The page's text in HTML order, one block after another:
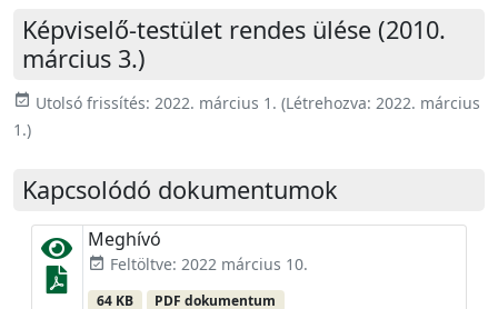
Képviselő-testület rendes ülése (2010.
március 3.)
event_available Utolsó frissítés: 2022. március 1. (Létrehozva: 2022. március
1.)
Kapcsolódó dokumentumok
Meghívó
event_available Feltöltve: 2022 március 10.
64 KB PDF dokumentum